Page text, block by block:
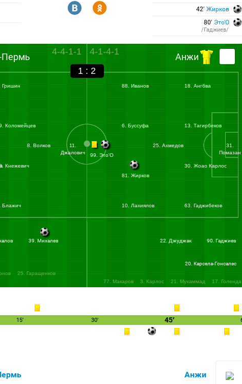
R Y 42′Жирков
80′ Это'О
/Гаджиев/
1 : 2
4-4-1-1
Кнежевич
Коломейцев
Блажич
Гришин
11.
Джалович
8. Волков
39. Михалев
25. Гаращенков
4-1-4-1 Анжи
31.
Помазан
63. Гаджибеков
30. Жоао Карлос
18. Ангбва
13. Тагирбеков
88. Иванов
81. Жирков
25. Ахмедов
6. Буссуфа
99. Это'О
10. Лахиялов
90. Гаджиев
22. Джуджак
20. Карсела-Гонсалес
77. Макаров 3. Карлос 21. Мухаммад 17. Голенда
15′ 30′ 45′
Анжи